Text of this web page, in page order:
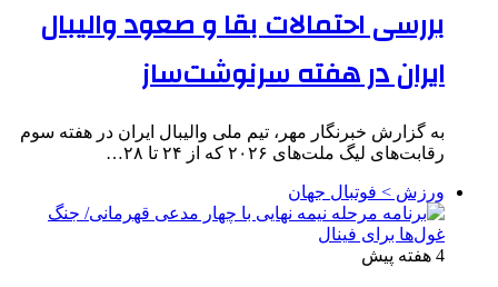
بررسی احتمالات بقا و صعود والیبال
ایران در هفته سرنوشت‌ساز
به گزارش خبرنگار مهر، تیم ملی والیبال ایران در هفته سوم
رقابت‌های لیگ ملت‌های ۲۰۲۶ که از ۲۴ تا ۲۸…
ورزش > فوتبال جهان
4 هفته پیش